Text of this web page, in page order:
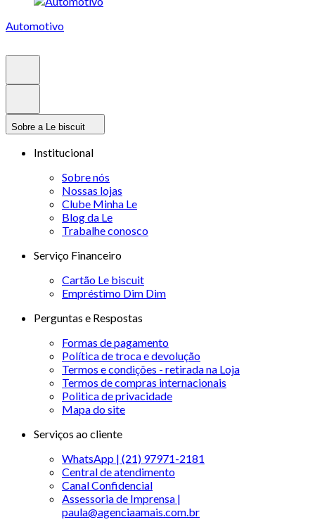
Automotivo
Sobre a Le biscuit
Institucional
Sobre nós
Nossas lojas
Clube Minha Le
Blog da Le
Trabalhe conosco
Serviço Financeiro
Cartão Le biscuit
Empréstimo Dim Dim
Perguntas e Respostas
Formas de pagamento
Política de troca e devolução
Termos e condições - retirada na Loja
Termos de compras internacionais
Politica de privacidade
Mapa do site
Serviços ao cliente
WhatsApp | (21) 97971-2181
Central de atendimento
Canal Confidencial
Assessoria de Imprensa |
paula@agenciaamais.com.br